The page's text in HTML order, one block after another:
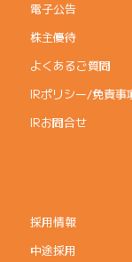
電子公告
株主優待
よくあるご質問
IRポリシー/免責事
IRお問合せ
採用情報
中途採用